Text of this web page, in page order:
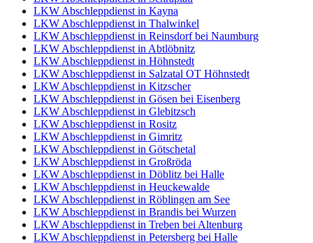
LKW Abschleppdienst in Kayna
LKW Abschleppdienst in Thalwinkel
LKW Abschleppdienst in Reinsdorf bei Naumburg
LKW Abschleppdienst in Abtlöbnitz
LKW Abschleppdienst in Höhnstedt
LKW Abschleppdienst in Salzatal OT Höhnstedt
LKW Abschleppdienst in Kitzscher
LKW Abschleppdienst in Gösen bei Eisenberg
LKW Abschleppdienst in Glebitzsch
LKW Abschleppdienst in Rositz
LKW Abschleppdienst in Gimritz
LKW Abschleppdienst in Götschetal
LKW Abschleppdienst in Großröda
LKW Abschleppdienst in Döblitz bei Halle
LKW Abschleppdienst in Heuckewalde
LKW Abschleppdienst in Röblingen am See
LKW Abschleppdienst in Brandis bei Wurzen
LKW Abschleppdienst in Treben bei Altenburg
LKW Abschleppdienst in Petersberg bei Halle